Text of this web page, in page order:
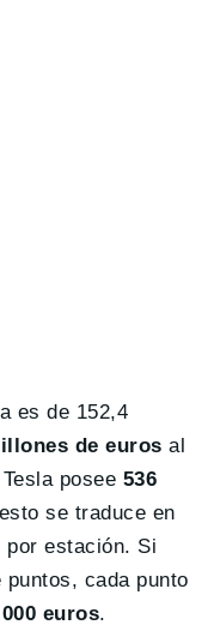
es de 152,4
de euros al
posee 536
se traduce en
por estación. Si
cada punto
euros.